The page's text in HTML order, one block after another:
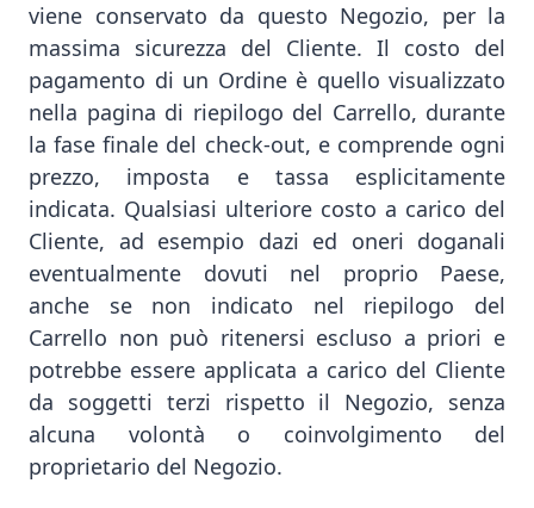
viene conservato da questo Negozio, per la
massima sicurezza del Cliente. Il costo del
pagamento di un Ordine è quello visualizzato
nella pagina di riepilogo del Carrello, durante
la fase finale del check-out, e comprende ogni
prezzo, imposta e tassa esplicitamente
indicata. Qualsiasi ulteriore costo a carico del
Cliente, ad esempio dazi ed oneri doganali
eventualmente dovuti nel proprio Paese,
anche se non indicato nel riepilogo del
Carrello non può ritenersi escluso a priori e
potrebbe essere applicata a carico del Cliente
da soggetti terzi rispetto il Negozio, senza
alcuna volontà o coinvolgimento del
proprietario del Negozio.